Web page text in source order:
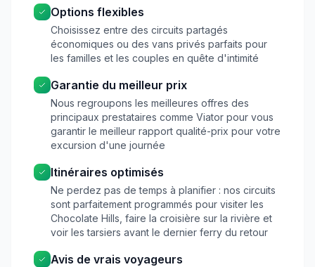
Options flexibles
Choisissez entre des circuits partagés
économiques ou des vans privés parfaits pour
les familles et les couples en quête d'intimité
Garantie du meilleur prix
Nous regroupons les meilleures offres des
principaux prestataires comme Viator pour vous
garantir le meilleur rapport qualité-prix pour votre
excursion d'une journée
Itinéraires optimisés
Ne perdez pas de temps à planifier : nos circuits
sont parfaitement programmés pour visiter les
Chocolate Hills, faire la croisière sur la rivière et
voir les tarsiers avant le dernier ferry du retour
Avis de vrais voyageurs